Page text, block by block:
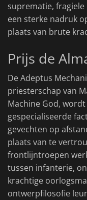
suprematie,
een sterke nadruk
plaats van brute
Prijs de
De Adeptus
priesterschap van
Machine God,
gespecialiseerde
gevechten op
plaats van te
frontlijntroepen
tussen infanterie,
krachtige
ontwerpfilosofie